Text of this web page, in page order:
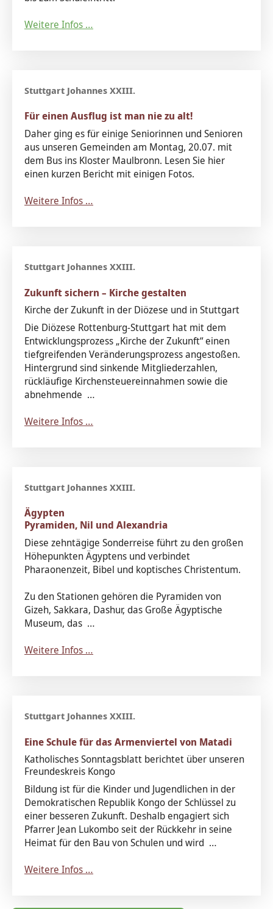
Weitere Infos …
Für einen Ausflug ist man nie zu alt!
Daher ging es für einige Seniorinnen und Senioren
aus unseren Gemeinden am Montag, 20.07. mit
dem Bus ins Kloster Maulbronn. Lesen Sie hier
einen kurzen Bericht mit einigen Fotos.
Weitere Infos …
Zukunft sichern – Kirche gestalten
Kirche der Zukunft in der Diözese und in Stuttgart
Die Diözese Rottenburg-Stuttgart hat mit dem
Entwicklungsprozess „Kirche der Zukunft“ einen
tiefgreifenden Veränderungsprozess angestoßen.
Hintergrund sind sinkende Mitgliederzahlen,
rückläufige Kirchensteuereinnahmen sowie die
abnehmende …
Weitere Infos …
Ägypten
Pyramiden, Nil und Alexandria
Diese zehntägige Sonderreise führt zu den großen
Höhepunkten Ägyptens und verbindet
Pharaonenzeit, Bibel und koptisches Christentum.
Zu den Stationen gehören die Pyramiden von
Gizeh, Sakkara, Dashur, das Große Ägyptische
Museum, das …
Weitere Infos …
Eine Schule für das Armenviertel von Matadi
Katholisches Sonntagsblatt berichtet über unseren
Freundeskreis Kongo
Bildung ist für die Kinder und Jugendlichen in der
Demokratischen Republik Kongo der Schlüssel zu
einer besseren Zukunft. Deshalb engagiert sich
Pfarrer Jean Lukombo seit der Rückkehr in seine
Heimat für den Bau von Schulen und wird …
Weitere Infos …